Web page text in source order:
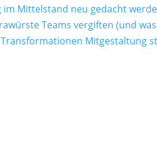
Mittelstand neu gedacht
Teams vergiften (und
Transformationen